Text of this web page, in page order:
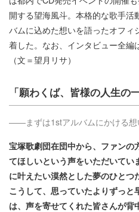
開する望海風斗。本格的な歌手
バムに込めた想いを語ったオフィ
着した。なお、インタビュー全編
（文＝望月リサ）
「願わくば、皆様の人生の
――まずは1stアルバムにかける想
宝塚歌劇団在団中から、ファンの
てほしいという声をいただいてい
に叶えたい漠然とした夢のひと
こうして、思っていたよりずっ
は、声を寄せてくれた皆さんが背